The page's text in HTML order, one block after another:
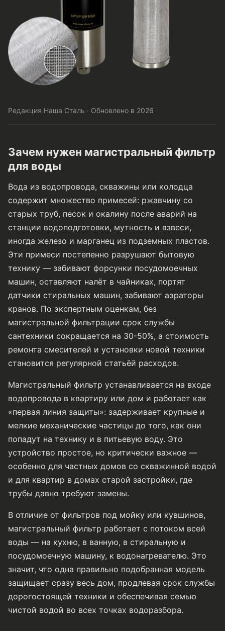
Редакция Наша Сталь · Обновлено в 2026
Зачем нужен магистральный фильтр
для воды
Вода из водопровода, скважины или колодца
содержит множество примесей: ржавчину со
старых труб, песок и окалину после аварий на
станции водоподготовки, мутность и взвеси,
иногда железо и марганец из подземных пластов.
Эти примеси постепенно разрушают бытовую
технику — забивают форсунки посудомоечных
машин, оставляют налёт в чайниках, портят
датчики стиральных машин, забивают аэраторы
кранов. По экспертным оценкам, без
магистральной фильтрации срок службы
сантехники сокращается на 30-50%, а стоимость
ремонта смесителей и установки новой техники
становится регулярной статьёй расходов.
Магистральный фильтр устанавливается на входе
водопровода в квартиру или дом и работает как
«первая линия защиты»: задерживает крупные и
мелкие механические частицы до того, как они
попадут на технику и в питьевую воду. Это
устройство простое, но критически важное —
особенно для частных домов со скважинной водой
и для квартир в домах старой застройки, где
трубы давно требуют замены.
В отличие от фильтров под мойку или кувшинов,
магистральный фильтр работает с потоком всей
воды — на кухню, в ванную, в стиральную и
посудомоечную машину, к водонагревателю. Это
значит, что одна правильно подобранная модель
защищает сразу весь дом, продлевая срок службы
дорогостоящей техники и обеспечивая семью
чистой водой во всех точках водоразбора.